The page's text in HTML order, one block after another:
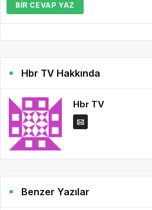
BIR CEVAP YAZ
Hbr TV Hakkında
Hbr TV
Benzer Yazılar